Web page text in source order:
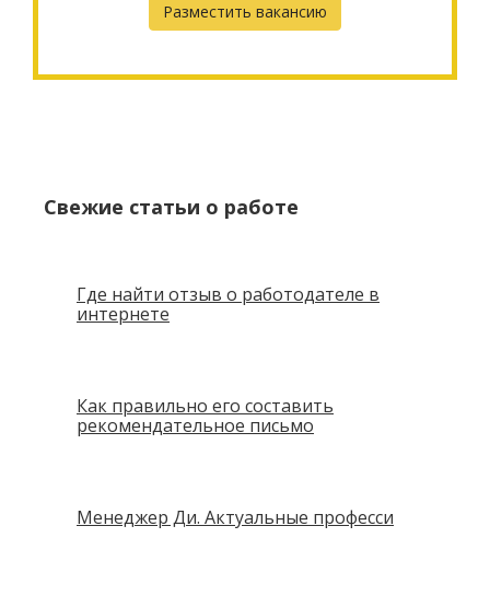
Разместить вакансию
Свежие статьи о работе
Где найти отзыв о работодателе в
интернете
Как правильно его составить
рекомендательное письмо
Менеджер Ди. Актуальные професси